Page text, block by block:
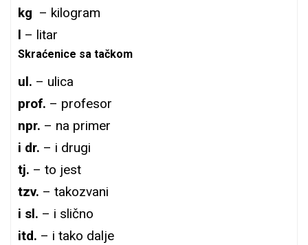
kg – kilogram
l – litar
Skraćenice sa tačkom
ul. – ulica
prof. – profesor
npr. – na primer
i dr. – i drugi
tj. – to jest
tzv. – takozvani
i sl. – i slično
itd. – i tako dalje